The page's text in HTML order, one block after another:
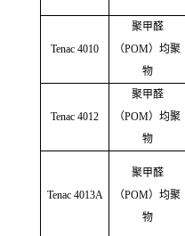
Tenac 4010
聚甲醛
（POM）均聚
物
Tenac 4012
聚甲醛
（POM）均聚
物
Tenac 4013A
聚甲醛
（POM）均聚
物